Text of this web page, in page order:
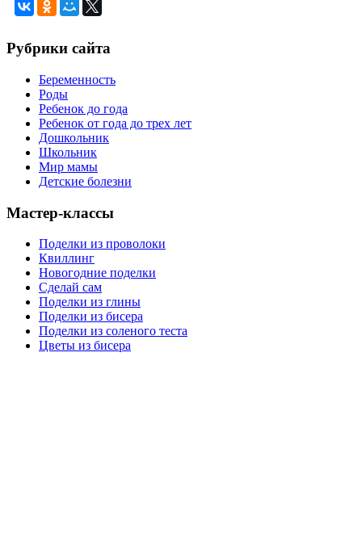
Рубрики сайта
Беременность
Роды
Ребенок до года
Ребенок от года до трех лет
Дошкольник
Школьник
Мир мамы
Детские болезни
Мастер-классы
Поделки из проволоки
Квиллинг
Новогодние поделки
Сделай сам
Поделки из глины
Поделки из бисера
Поделки из соленого теста
Цветы из бисера